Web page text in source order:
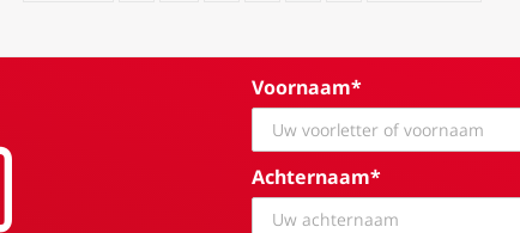
Voornaam*
Achternaam*